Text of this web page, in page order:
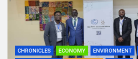
CHRONICLES ECONOMY ENVIRONMENT